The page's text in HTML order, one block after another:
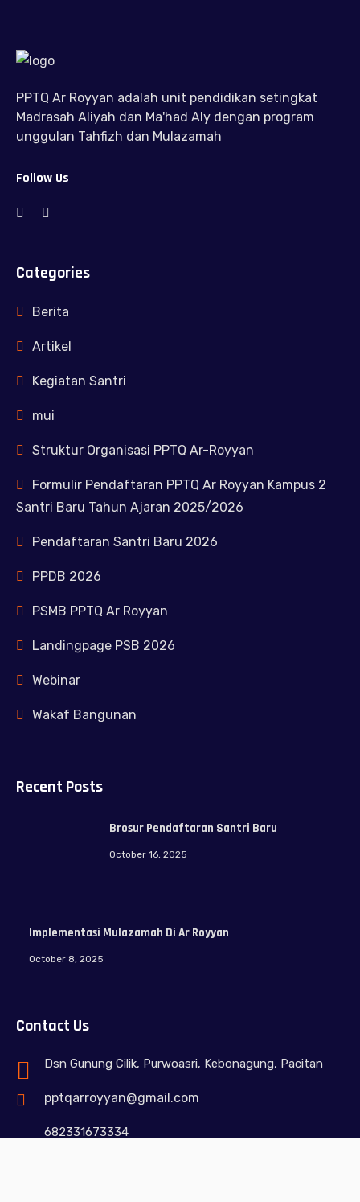
PPTQ Ar Royyan adalah unit pendidikan setingkat
Madrasah Aliyah dan Ma'had Aly dengan program
unggulan Tahfizh dan Mulazamah
Follow Us
Categories
Berita
Artikel
Kegiatan Santri
mui
Struktur Organisasi PPTQ Ar-Royyan
Formulir Pendaftaran PPTQ Ar Royyan Kampus 2
Santri Baru Tahun Ajaran 2025/2026
Pendaftaran Santri Baru 2026
PPDB 2026
PSMB PPTQ Ar Royyan
Landingpage PSB 2026
Webinar
Wakaf Bangunan
Recent Posts
Brosur Pendaftaran Santri Baru
October 16, 2025
Implementasi Mulazamah Di Ar Royyan
October 8, 2025
Contact Us
Dsn Gunung Cilik, Purwoasri, Kebonagung, Pacitan
pptqarroyyan@gmail.com
682331673334